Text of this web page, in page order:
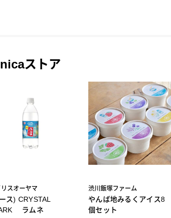
ストア
リスオーヤマ
ス) CRYSTAL
ラムネ
渋川飯塚ファーム
やんば地みるくアイス8
個セット